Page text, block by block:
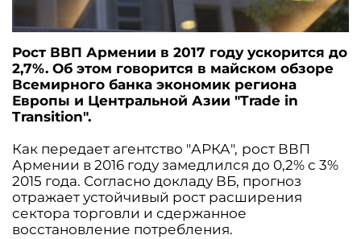
Рост ВВП Армении в 2017 году ускорится до
2,7%. Об этом говорится в майском обзоре
Всемирного банка экономик региона
Европы и Центральной Азии "Trade in
Transition".
Как передает агентство "АРКА", рост ВВП
Армении в 2016 году замедлился до 0,2% с 3%
2015 года. Согласно докладу ВБ, прогноз
отражает устойчивый рост расширения
сектора торговли и сдержанное
восстановление потребления.